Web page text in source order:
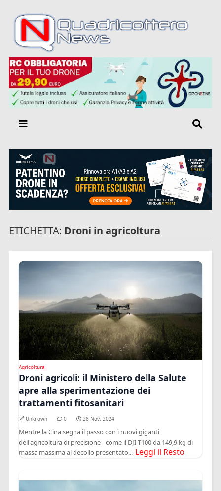
ETICHETTA: Droni in agricoltura
Agricoltura
Droni agricoli: il Ministero della Salute
apre alla sperimentazione dei
trattamenti fitosanitari
Unknown 0 28 Nov, 2024
Mentre la Cina segna il passo con i nuovi giganti
dell'agricoltura di precisione - come il DJI T100 da 149,9 kg di
massa massima al decollo presentato... Leggi il Resto